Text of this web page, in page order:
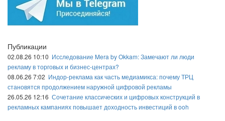
Публикации
02.08.26 10:10 Исследование Mera by Okkam: Замечают ли люди
рекламу в торговых и бизнес-центрах?
08.06.26 7:02 Индор-реклама как часть медиамикса: почему ТРЦ
становятся продолжением наружной цифровой рекламы
26.05.26 12:16 Сочетание классических и цифровых конструкций в
рекламных кампаниях повышает доходность инвестиций в ooh